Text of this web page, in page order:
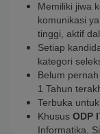
Memiliki jiwa
komunikasi
tinggi, aktif
Setiap
kategori
Belum
1 Tahun
Terbuka
Khusus ODP
Informatika,